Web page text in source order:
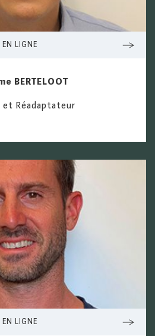
EN LIGNE
BERTELOOT
et Réadaptateur
EN LIGNE